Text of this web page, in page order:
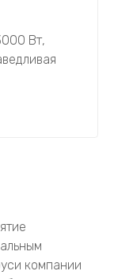
Вт,
компании